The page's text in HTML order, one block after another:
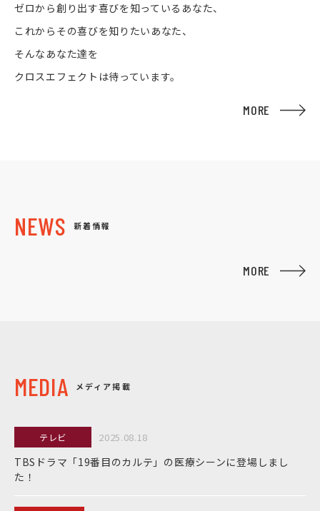
ゼロから創り出す喜びを知っているあなた、
これからその喜びを知りたいあなた、
そんなあなた達を
クロスエフェクトは待っています。
MORE
NEWS 新着情報
MORE
MEDIA メディア掲載
テレビ 2025.08.18
TBSドラマ「19番目のカルテ」の医療シーンに登場しまし
た！